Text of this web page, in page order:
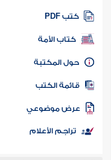
كتب PDF
كتاب الأمة
المكتبة
الكتب
موضوعي